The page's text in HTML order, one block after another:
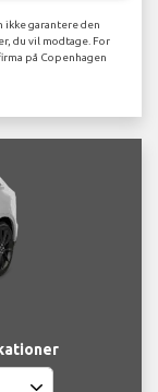
garantere den
du vil modtage. For
på Copenhagen